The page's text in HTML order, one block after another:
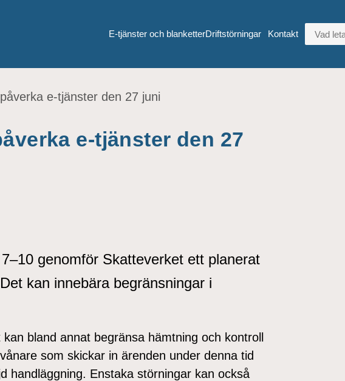
E-tjänster och blanketterDriftstörningar Kontakt
VAD
e-tjänster den 27 juni
e-tjänster den 27
genomför Skatteverket ett planerat
kan innebära begränsningar i
bland annat begränsa hämtning och kontroll
som skickar in ärenden under denna tid
handläggning. Enstaka störningar kan också